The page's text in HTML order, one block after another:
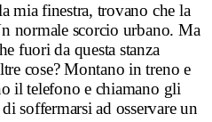
mia finestra, trovano che la
normale scorcio urbano. Ma
fuori da questa stanza
cose? Montano in treno e
il telefono e chiamano gli
soffermarsi ad osservare un